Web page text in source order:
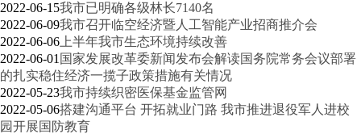
2022-06-15我市已明确各级林长7140名
2022-06-09我市召开临空经济暨人工智能产业招商推介会
2022-06-06 上半年我市生态环境持续改善
2022-06-01 国家发展改革委新闻发布会解读国务院常务会议部署
的扎实稳住经济一揽子政策措施有关情况
2022-05-23我市持续织密医保基金监管网
2022-05-06搭建沟通平台 开拓就业门路 我市推进退役军人进校
园开展国防教育